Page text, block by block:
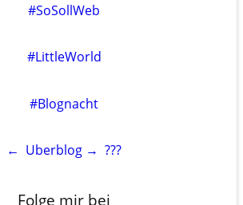
#SoSollWeb
#LittleWorld
#Blognacht
← Uberblog → ???
Folge mir bei